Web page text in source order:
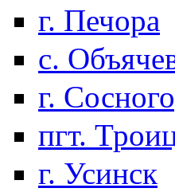
г. Печора
с.
г.
пгт.
г. Усинск